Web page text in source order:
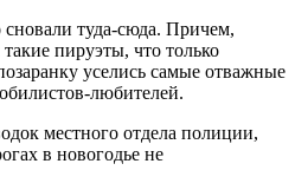
туда-сюда. Причем,
пируэты, что только
уселись самые отважные
любителей.
местного отдела полиции,
в новогодье не